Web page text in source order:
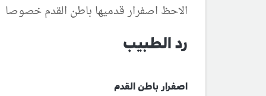
الاحظ اصفرار قدميها باطن القدم خصوصا
رد الطبيب
اصفرار باطن القدم